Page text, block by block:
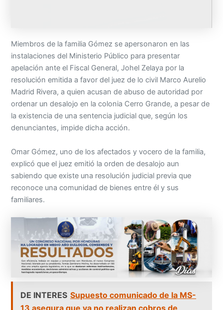
Miembros de la familia Gómez se apersonaron en las
instalaciones del Ministerio Público para presentar
apelación ante el Fiscal General, Johel Zelaya por la
resolución emitida a favor del juez de lo civil Marco Aurelio
Madrid Rivera, a quien acusan de abuso de autoridad por
ordenar un desalojo en la colonia Cerro Grande, a pesar de
la existencia de una sentencia judicial que, según los
denunciantes, impide dicha acción.
Omar Gómez, uno de los afectados y vocero de la familia,
explicó que el juez emitió la orden de desalojo aun
sabiendo que existe una resolución judicial previa que
reconoce una comunidad de bienes entre él y sus
familiares.
DE INTERES Supuesto comunicado de la MS-